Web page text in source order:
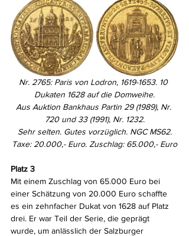
Nr. 2765: Paris von Lodron, 1619-1653. 10
Dukaten 1628 auf die Domweihe.
Aus Auktion Bankhaus Partin 29 (1989), Nr.
720 und 33 (1991), Nr. 1232.
Sehr selten. Gutes vorzüglich. NGC MS62.
Taxe: 20.000,- Euro. Zuschlag: 65.000,- Euro
Platz 3
Mit einem Zuschlag von 65.000 Euro bei
einer Schätzung von 20.000 Euro schaffte
es ein zehnfacher Dukat von 1628 auf Platz
drei. Er war Teil der Serie, die geprägt
wurde, um anlässlich der Salzburger